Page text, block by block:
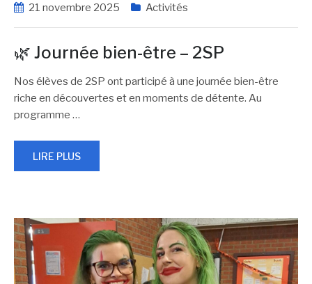
21 novembre 2025 Activités
🌿 Journée bien-être – 2SP
Nos élèves de 2SP ont participé à une journée bien-être
riche en découvertes et en moments de détente. Au
programme …
LIRE PLUS